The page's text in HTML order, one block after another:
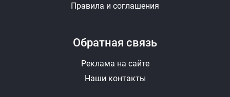
Правила и соглашения
Обратная связь
Реклама на сайте
Наши контакты